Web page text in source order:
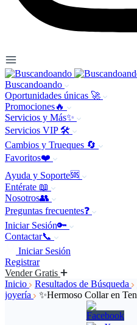
Buscandoando
Oportunidades únicas 🚀
Promociones🔥
Servicios y Más✨
Servicios VIP 🛠️
Cambios y Trueques 🔄
Favoritos❤️
Ayuda y Soporte🆘
Entérate 📖
Nosotros👥
Preguntas frecuentes❓
Iniciar Sesión🔑
Contactar📞
Iniciar Sesión
Registrar
Vender Gratis
Inicio
Resultados de Búsqueda
joyería
✨Hermoso Collar en